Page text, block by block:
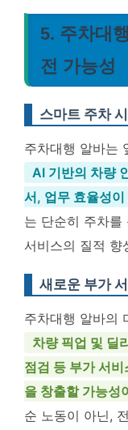
5. 주차대
전 가능성
스마트 주차
주차대행 알바는
AI 기반의 차량
서, 업무 효율성
는 단순히 주차를
서비스의 질적 향
새로운 부가
주차대행 알바의
차량 픽업 및 딜
점검 등 부가 서
을 창출할 가능성
순 노동이 아닌,